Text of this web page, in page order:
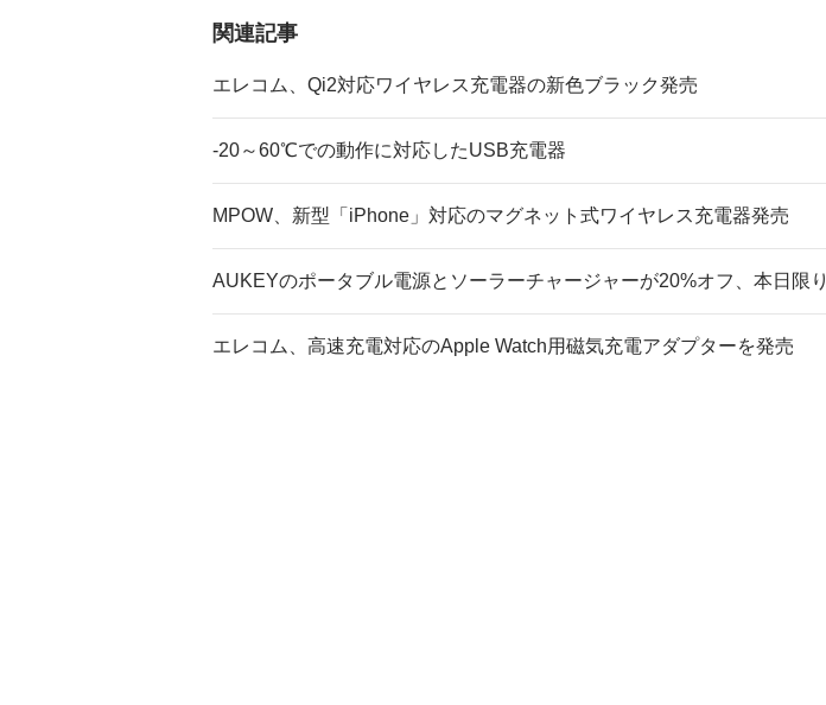
関連記事
エレコム、Qi2対応ワイヤレス充電器の新色ブラック発売
-20～60℃での動作に対応したUSB充電器
MPOW、新型「iPhone」対応のマグネット式ワイヤレス充電器発売
AUKEYのポータブル電源とソーラーチャージャーが20%オフ、本日限り
エレコム、高速充電対応のApple Watch用磁気充電アダプターを発売